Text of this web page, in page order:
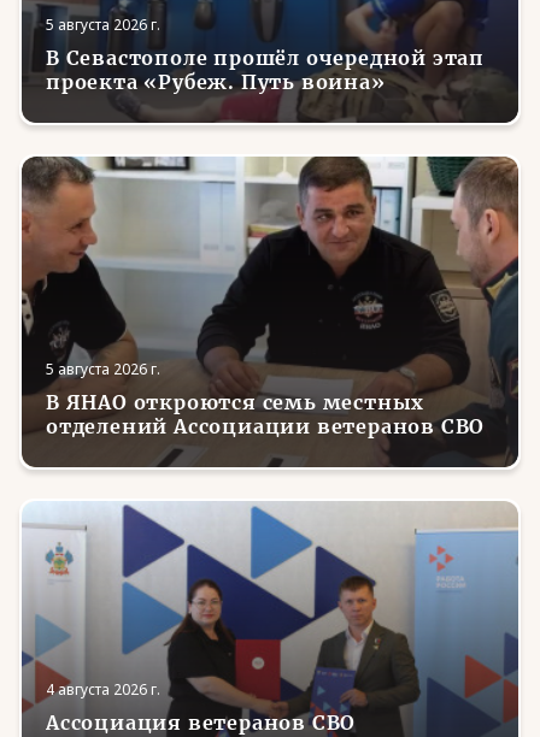
5 августа 2026 г.
В Севастополе прошёл очередной этап
проекта «Рубеж. Путь воина»
5 августа 2026 г.
В ЯНАО откроются семь местных
отделений Ассоциации ветеранов СВО
4 августа 2026 г.
Ассоциация ветеранов СВО